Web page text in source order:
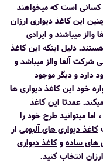
کسانی است که میخواهند
این کاغذ دیواری ارزان
والز میباشند و ایرادی
دلیل اینکه این کاغذ
شرکت آلفا والز میباشد و
دارد و دیگر موجود
خود این کاغذ دیواری ها
عمدتا این کاغذ
میتوانید طرح خود را
کاغذ دیواری های آلبومی از
های سادهوکاغذ دیواری
انتخاب کنید.